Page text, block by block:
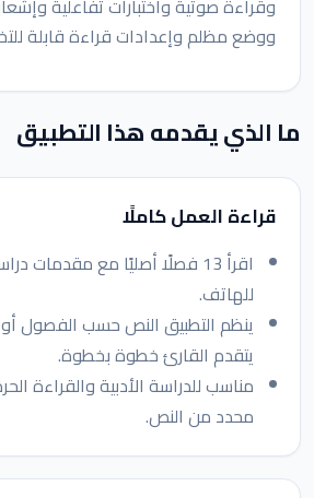
وقراءة صوتية واختبارات تفاعلية
ووضع مظلم وإعدادات قراءة قابلة
ما الذي يقدمه هذا التطبيق
قراءة العمل كاملًا
اقرأ 13 فصلًا أصليًا مع مقدمات
للهاتف.
ينظم التطبيق النص حسب الفصول
يتقدم القارئ خطوة بخطوة.
مناسب للدراسة الأدبية والقراءة
محدد من النص.